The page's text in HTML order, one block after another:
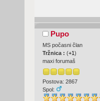
Pupo
MS počasni član
Tržnica : (+1 )
maxi forumaš
Postova: 2867
Spol: